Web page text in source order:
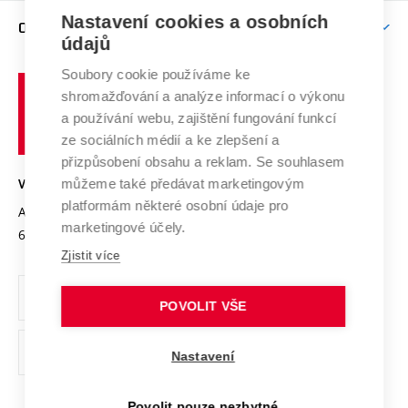
E-přihláška
Doktorské studium
Podpora podnikání
Mezinárodní vědecká rada
Systém zajišťování kvality výzkumu
Výzkumné infrastruktury
Transfer znalostí
Open Science
Projekty
Projekty ze strukturálních fondů
Specifický výzkum
Zahraniční spolupráce
Spolupráce se školami
Služby univerzity
Mezinárodní dohody
Univerzitní sítě
O UNIVERZITĚ
Profil univerzity
Udržitelná univerzita
Podnikavá univerzita / ContriBUTe
Bezpečná univerzita
Vyznamenání
Organizační struktura
Ochrana osobních údajů
odkaz)
učení
technické
VYSOKÉ UČENÍ TECHNICKÉ V BRNĚ
Antonínská 548/1
602 00 Brno
www.vut.cz
vut@vutbr.cz
Nastavení cookies a osobních
údajů
Soubory cookie používáme ke
shromažďování a analýze informací o výkonu
a používání webu, zajištění fungování funkcí
ze sociálních médií a ke zlepšení a
přizpůsobení obsahu a reklam. Se souhlasem
můžeme také předávat marketingovým
platformám některé osobní údaje pro
marketingové účely.
Zjistit více
POVOLIT VŠE
Nastavení